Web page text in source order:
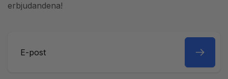
erbjudandena!